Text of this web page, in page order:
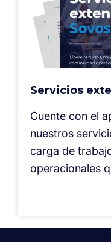
Servicios
Cuente con el
nuestros
carga de
operacionales